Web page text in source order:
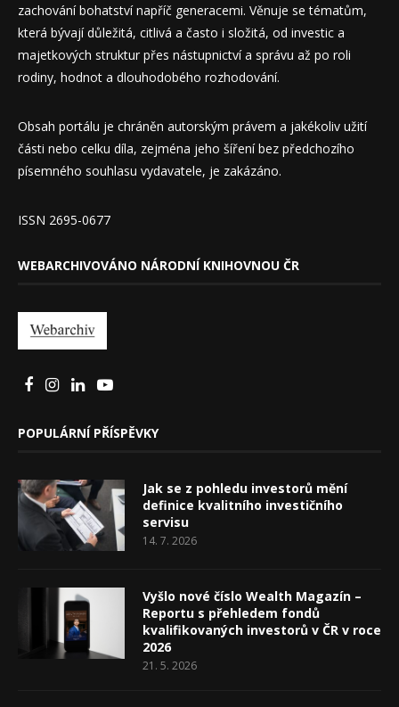
zachování bohatství napříč generacemi. Věnuje se tématům,
která bývají důležitá, citlivá a často i složitá, od investic a
majetkových struktur přes nástupnictví a správu až po roli
rodiny, hodnot a dlouhodobého rozhodování.
Obsah portálu je chráněn autorským právem a jakékoliv užití
části nebo celku díla, zejména jeho šíření bez předchozího
písemného souhlasu vydavatele, je zakázáno.
ISSN 2695-0677
WEBARCHIVOVÁNO NÁRODNÍ KNIHOVNOU ČR
POPULÁRNÍ PŘÍSPĚVKY
Jak se z pohledu investorů mění
definice kvalitního investičního
servisu
14. 7. 2026
Vyšlo nové číslo Wealth Magazín –
Reportu s přehledem fondů
kvalifikovaných investorů v ČR v roce
2026
21. 5. 2026